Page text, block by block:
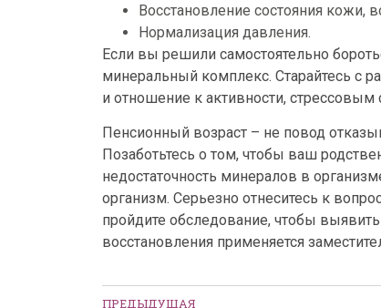
Восстановление состояния кожи,
Нормализация давления.
Если вы решили самостоятельно
минеральный комплекс. Старайтесь с
и отношение к активности, стрессовым
Пенсионный возраст – не повод
Позаботьтесь о том, чтобы ваш
недостаточность минералов в
организм. Серьезно отнеситесь к
пройдите обследование, чтобы
восстановления применяется
ПРЕДЫДУЩАЯ